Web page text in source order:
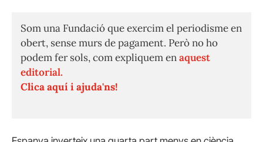
Som una Fundació que exercim el periodisme en
obert, sense murs de pagament. Però no ho
podem fer sols, com expliquem enaquest
editorial.
Clica aquí i ajuda'ns!